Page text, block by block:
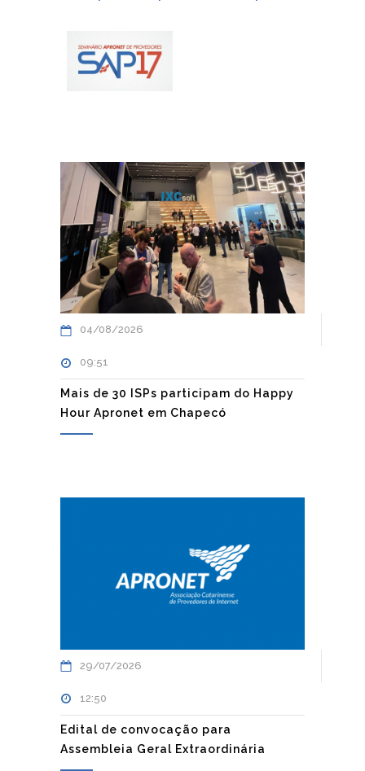
04/08/2026
09:51
Mais de 30 ISPs participam do Happy
Hour Apronet em Chapecó
29/07/2026
12:50
Edital de convocação para
Assembleia Geral Extraordinária